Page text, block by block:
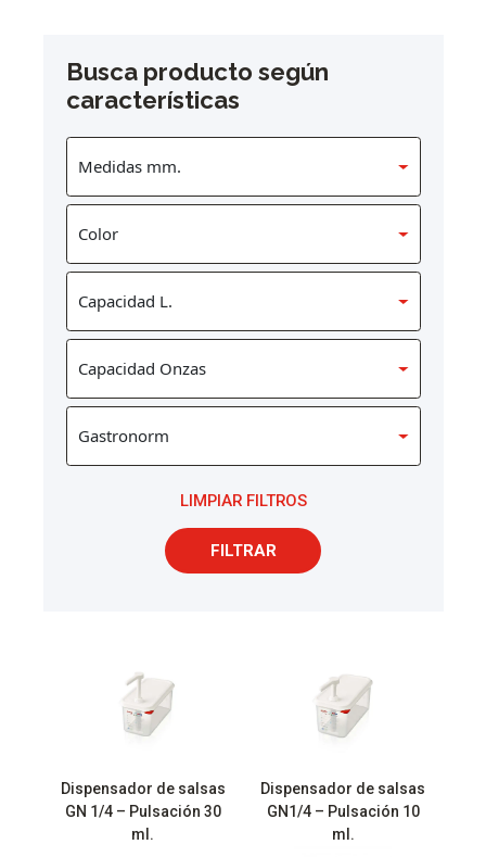
Busca producto según
características
LIMPIAR FILTROS
FILTRAR
Dispensador de salsas
GN 1/4 – Pulsación 30
ml.
Dispensador de salsas
GN1/4 – Pulsación 10
ml.